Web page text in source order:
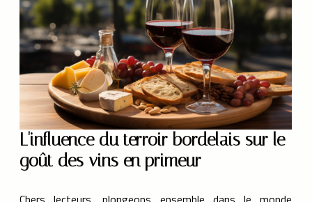
L'influence du terroir bordelais sur le
goût des vins en primeur